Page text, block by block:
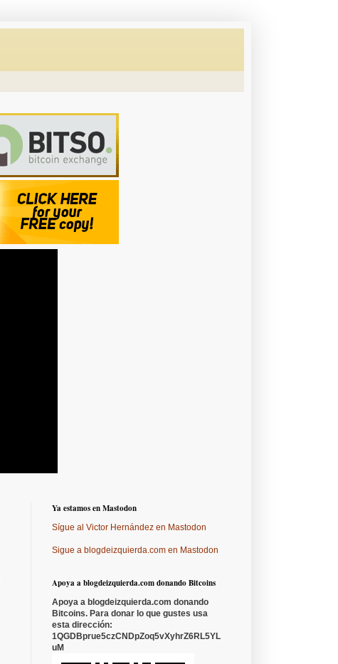
Ya estamos en Mastodon
Sígue al Victor Hernández en Mastodon
Sigue a blogdeizquierda.com en Mastodon
Apoya a blogdeizquierda.com donando Bitcoins
Apoya a blogdeizquierda.com donando
Bitcoins. Para donar lo que gustes usa
esta dirección:
1QGDBprue5czCNDpZoq5vXyhrZ6RL5YL
uM